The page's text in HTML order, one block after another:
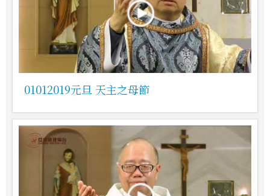
01012019元旦 天主之母節